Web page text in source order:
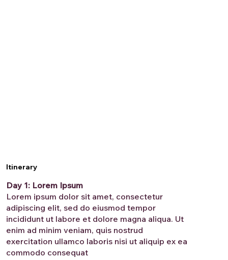
Itinerary
Day 1: Lorem Ipsum
Lorem ipsum dolor sit amet, consectetur
adipiscing elit, sed do eiusmod tempor
incididunt ut labore et dolore magna aliqua. Ut
enim ad minim veniam, quis nostrud
exercitation ullamco laboris nisi ut aliquip ex ea
commodo consequat